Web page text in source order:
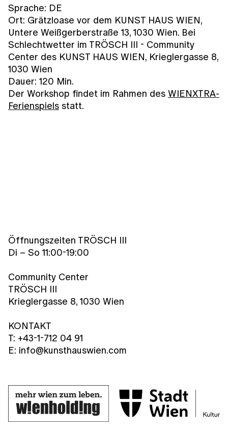
Sprache: DE
Ort: Grätzloase vor dem KUNST HAUS WIEN,
Untere Weißgerberstraße 13, 1030 Wien. Bei
Schlechtwetter im TRÖSCH III - Community
Center des KUNST HAUS WIEN, Krieglergasse 8,
1030 Wien
Dauer: 120 Min.
Der Workshop findet im Rahmen desWIENXTRA-
Ferienspielsstatt.
Öffnungszeiten TRÖSCH III
Di – So 11:00-19:00
Community Center
TRÖSCH III
Krieglergasse 8, 1030 Wien
KONTAKT
T: +43-1-712 04 91
E: info@kunsthauswien.com